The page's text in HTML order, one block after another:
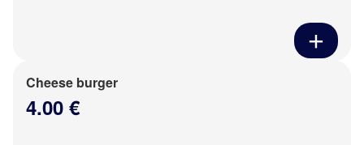
Cheese burger
4.00 €